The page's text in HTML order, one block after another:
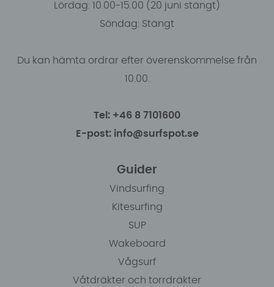
Lördag: 10.00-15.00 (20 juni stängt)
Söndag: Stängt
Du kan hämta ordrar efter överenskommelse från
10.00.
Tel: +46 8 7101600
E-post: info@surfspot.se
Guider
Vindsurfing
Kitesurfing
SUP
Wakeboard
Vågsurf
Våtdräkter och torrdräkter